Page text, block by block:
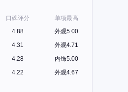
口碑评分
单项最高
4.88
外观5.00
4.31
外观4.71
4.28
内饰5.00
4.22 外观4.67